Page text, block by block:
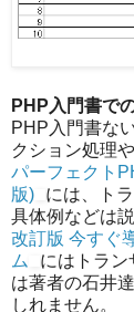
PHP入門書で
PHP入門書な
クション処理
パーフェクト
版)
には、ト
具体例などは
改訂版 今すぐ
ム
にはトラ
は著者の石井
しれません。